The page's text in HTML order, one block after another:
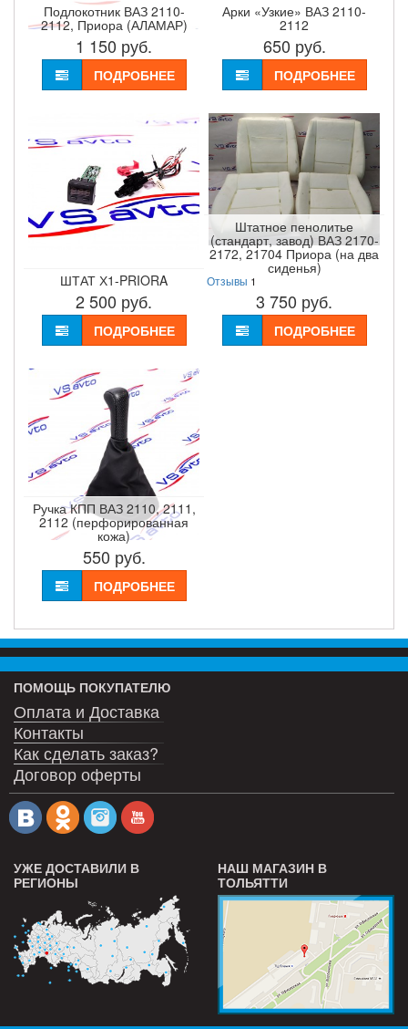
Подлокотник ВАЗ 2110-
2112, Приора (АЛАМАР)
1 150 руб.
ПОДРОБНЕЕ
Арки «Узкие» ВАЗ 2110-
2112
650 руб.
ПОДРОБНЕЕ
ШТАТ Х1-PRIORA
2 500 руб.
ПОДРОБНЕЕ
Штатное пенолитье
(стандарт, завод) ВАЗ 2170-
2172, 21704 Приора (на два
сиденья)
Отзывы 1
3 750 руб.
ПОДРОБНЕЕ
Ручка КПП ВАЗ 2110, 2111,
2112 (перфорированная
кожа)
550 руб.
ПОДРОБНЕЕ
ПОМОЩЬ ПОКУПАТЕЛЮ
Оплата и Доставка
Контакты
Как сделать заказ?
Договор оферты
УЖЕ ДОСТАВИЛИ В
РЕГИОНЫ
НАШ МАГАЗИН В
ТОЛЬЯТТИ